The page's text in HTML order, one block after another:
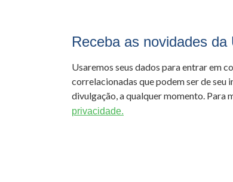
Receba as novidades da
Usaremos seus dados para entrar em
correlacionadas que podem ser de seu
divulgação, a qualquer momento. Para
privacidade.